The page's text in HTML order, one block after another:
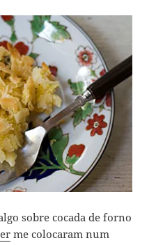
sobre cocada de forno
me colocaram num